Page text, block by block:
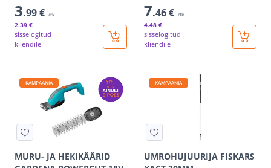
3.99 € /tk
2.39 €
sisselogitud
kliendile
7.46 € /tk
4.48 €
sisselogitud
kliendile
KAMPAANIA
MURU- JA HEKIKÄÄRID
KAMPAANIA
UMROHUJUURIJA FISKARS